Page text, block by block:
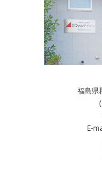
福島県
E-